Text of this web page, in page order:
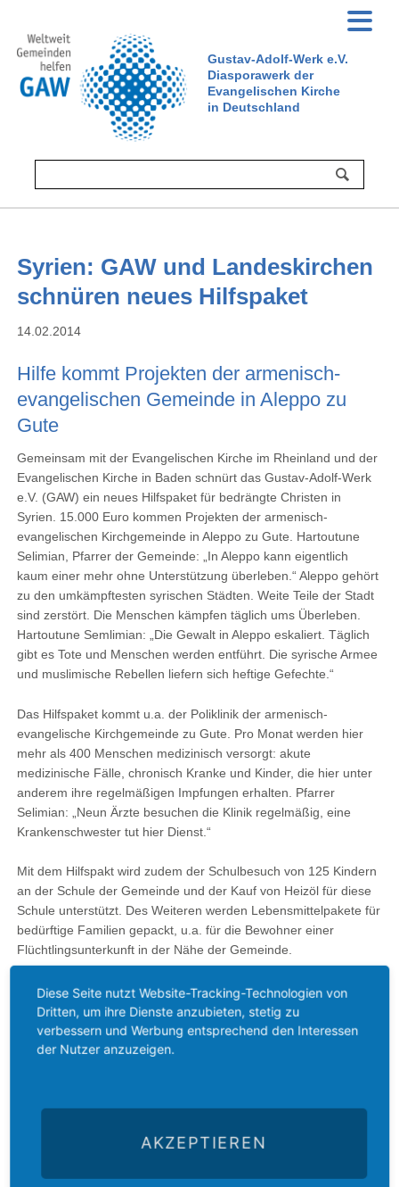
Gustav-Adolf-Werk e.V.
Diasporawerk der
Evangelischen Kirche
in Deutschland
Syrien: GAW und Landeskirchen
schnüren neues Hilfspaket
14.02.2014
Hilfe kommt Projekten der armenisch-
evangelischen Gemeinde in Aleppo zu
Gute
Gemeinsam mit der Evangelischen Kirche im Rheinland und der
Evangelischen Kirche in Baden schnürt das Gustav-Adolf-Werk
e.V. (GAW) ein neues Hilfspaket für bedrängte Christen in
Syrien. 15.000 Euro kommen Projekten der armenisch-
evangelischen Kirchgemeinde in Aleppo zu Gute. Hartoutune
Selimian, Pfarrer der Gemeinde: „In Aleppo kann eigentlich
kaum einer mehr ohne Unterstützung überleben.“ Aleppo gehört
zu den umkämpftesten syrischen Städten. Weite Teile der Stadt
sind zerstört. Die Menschen kämpfen täglich ums Überleben.
Hartoutune Semlimian: „Die Gewalt in Aleppo eskaliert. Täglich
gibt es Tote und Menschen werden entführt. Die syrische Armee
und muslimische Rebellen liefern sich heftige Gefechte.“
Das Hilfspaket kommt u.a. der Poliklinik der armenisch-
evangelische Kirchgemeinde zu Gute. Pro Monat werden hier
mehr als 400 Menschen medizinisch versorgt: akute
medizinische Fälle, chronisch Kranke und Kinder, die hier unter
anderem ihre regelmäßigen Impfungen erhalten. Pfarrer
Selimian: „Neun Ärzte besuchen die Klinik regelmäßig, eine
Krankenschwester tut hier Dienst.“
Mit dem Hilfspakt wird zudem der Schulbesuch von 125 Kindern
an der Schule der Gemeinde und der Kauf von Heizöl für diese
Schule unterstützt. Des Weiteren werden Lebensmittelpakete für
bedürftige Familien gepackt, u.a. für die Bewohner einer
Flüchtlingsunterkunft in der Nähe der Gemeinde.
Die Hilfe der armenisch-evangelischen Gemeinde kommt
Christen und Nicht-Christen in Aleppo zu Gute.
Mit einem ersten Hilfspaket wurden 2013 die Schule und das
Diese Seite nutzt Website-Tracking-Technologien von
Dritten, um ihre Dienste anzubieten, stetig zu
verbessern und Werbung entsprechend den Interessen
der Nutzer anzuzeigen.
AKZEPTIEREN